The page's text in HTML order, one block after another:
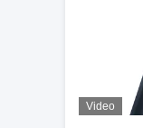
Video